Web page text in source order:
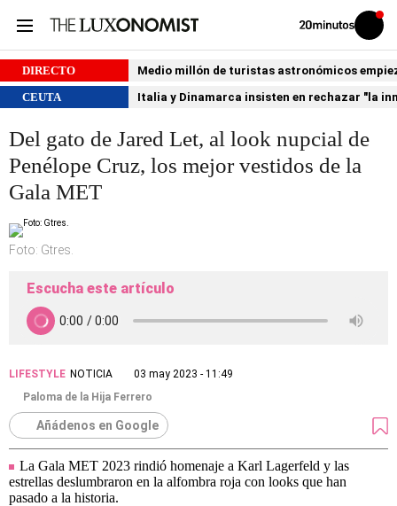
Volver
Iniciar
sesión
DIRECTO
Medio millón de turistas astronómicos
CEUTA
Italia y Dinamarca insisten en rechazar "la
Del gato de Jared Let, al look nupcial de
Penélope Cruz, los mejor vestidos de la
Gala MET
Foto: Gtres.
Escucha este artículo
LIFESTYLE NOTICIA
03 may 2023 - 11:49
Paloma de la Hija Ferrero
Añádenos en Google
La Gala MET 2023 rindió homenaje a Karl Lagerfeld y las
estrellas deslumbraron en la alfombra roja con looks que han
pasado a la historia.